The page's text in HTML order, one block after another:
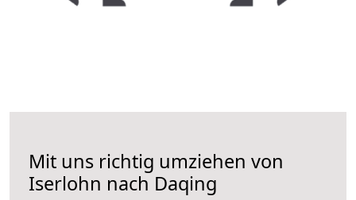
Mit uns richtig umziehen von
Iserlohn nach Daqing